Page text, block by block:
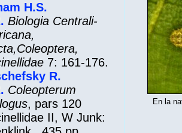
H.S.
Biologia Centrali-
7: 161-176.
R.
Coleopterum
, pars 120
II, W Junk:
En la